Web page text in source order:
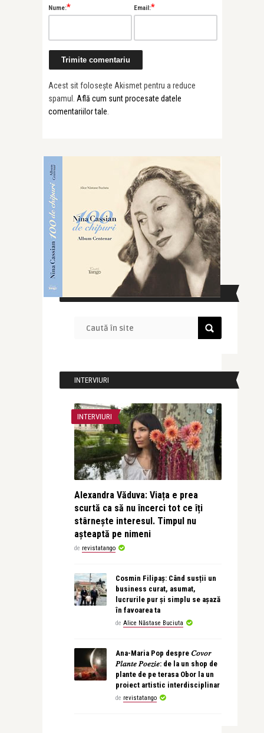
Nume:* Email:*
Acest sit folosește Akismet pentru a reduce
spamul. Află cum sunt procesate datele
comentariilor tale.
CAUTĂ ÎN SITE
INTERVIURI
INTERVIURI
Alexandra Văduva: Viața e prea
scurtă ca să nu încerci tot ce îți
stârnește interesul. Timpul nu
așteaptă pe nimeni
de revistatango
Cosmin Filipaș: Când susții un
business curat, asumat,
lucrurile pur și simplu se așază
în favoarea ta
de Alice Năstase Buciuta
Ana-Maria Pop despre 𝐶𝑜𝑣𝑜𝑟
𝑃𝑙𝑎𝑛𝑡𝑒 𝑃𝑜𝑒𝑧𝑖𝑒: de la un shop de
plante de pe terasa Obor la un
proiect artistic interdisciplinar
de revistatango